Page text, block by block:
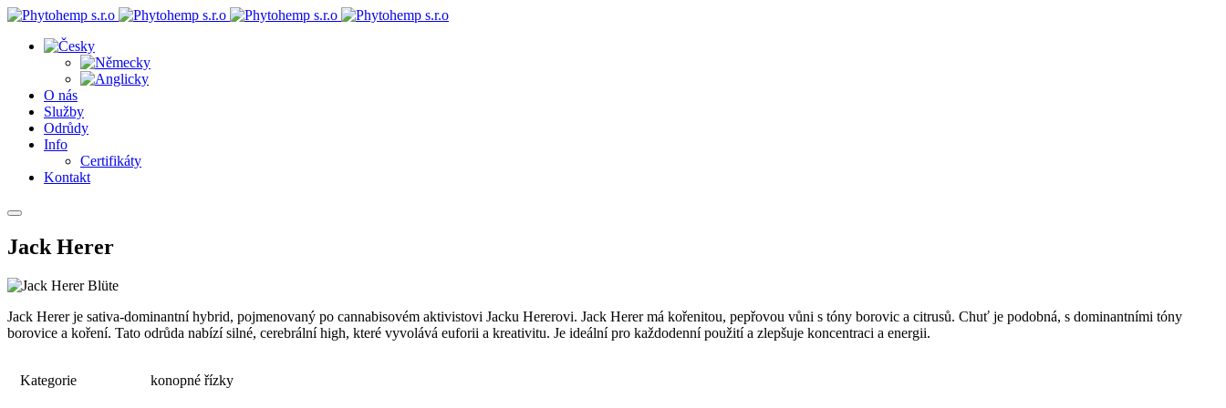
O nás
Služby
Odrůdy
Info
Certifikáty
Kontakt
Jack Herer
Jack Herer je sativa-dominantní hybrid, pojmenovaný po cannabisovém aktivistovi Jacku Hererovi. Jack Herer má kořenitou, pepřovou vůni s tóny borovic a citrusů. Chuť je podobná, s dominantními tóny
borovice a koření. Tato odrůda nabízí silné, cerebrální high, které vyvolává euforii a kreativitu. Je ideální pro každodenní použití a zlepšuje koncentraci a energii.
Kategorie konopné řízky